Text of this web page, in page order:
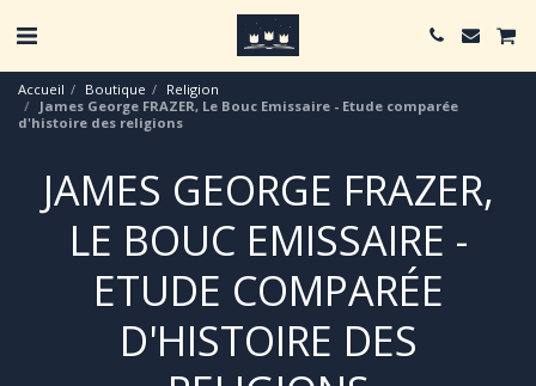
Accueil Boutique
Religion
James George FRAZER, Le Bouc Emissaire - Etude comparée
d'histoire des religions
JAMES GEORGE FRAZER,
LE BOUC EMISSAIRE -
ETUDE COMPARÉE
D'HISTOIRE DES